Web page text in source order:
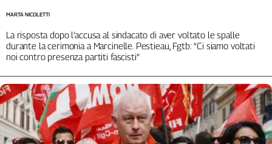
La risposta dopo l’accusa al sindacato di aver voltato le spalle
durante la cerimonia a Marcinelle. Pestieau, Fgtb: “Ci siamo voltati
noi contro presenza partiti fascisti”
MARTA NICOLETTI